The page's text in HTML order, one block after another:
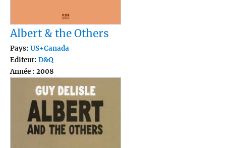
Albert & the Others
Pays: US+Canada
Editeur: D&Q
Année : 2008